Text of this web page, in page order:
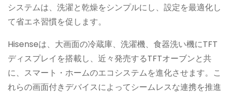
システムは、洗濯と乾燥をシンプルにし、設定を最適化し
て省エネ習慣を促します。
Hisenseは、大画面の冷蔵庫、洗濯機、食器洗い機にTFT
ディスプレイを搭載し、近々発売するTFTオーブンと共
に、スマート・ホームのエコシステムを進化させます。こ
れらの画面付きデバイスによってシームレスな連携を推進